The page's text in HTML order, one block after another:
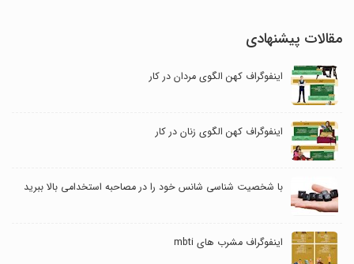
مقالات پیشنهادی
اینفوگراف کهن الگوی مردان در کار
اینفوگراف کهن الگوی زنان در کار
با شخصیت شناسی شانس خود را در مصاحبه استخدامی بالا ببرید
اینفوگراف مشرب های mbti